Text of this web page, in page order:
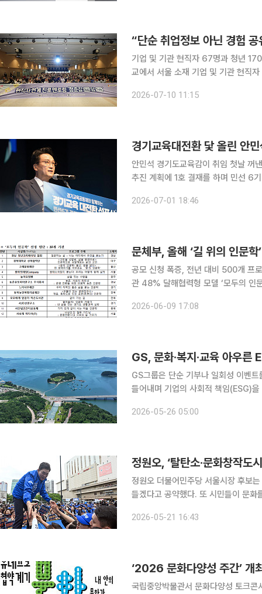
“단순 취업정보 아닌 경험
기업 및 기관 현직자 67명과 청년 170명 만나 소통 서울시자원봉사센
교에서 서울 소재 기업 및 기관 현직
업무 현장 체험이 가능한 2차 멘토링
2026-07-10 11:15
경기교육대전환 닻 올린 안
안민석 경기도교육감이 취임 첫날 꺼
추진 계획에 1호 결재를 하며 민선 6
육에서 학생이 설레고, 교사가 존중받
2026-07-01 18:46
공모 신청 폭증, 전년 대비 500개 프
관 48% 달해협력형 모델 ‘모두의 인문학’ 첫 도
활용 인문 프로그램의 운영기관 1200
2026-06-09 17:08
GS, 문화·복지·교육 아우른
GS그룹은 단순 기부나 일회성 이벤
들어내며 기업의 사회적 책임(ESG)을 꾸준히 실현해 가
걸쳐 약 1500억원을 투입했으며, 개
2026-05-26 05:00
정원오, ‘탈탄소·문화창작
정원오 더불어민주당 서울시장 후보
들겠다고 공약했다. 또 시민들이 문화
울’의 비전을 말씀드리고자 한다”며
2026-05-21 16:43
‘2026 문화다양성 주간’ 개
국립중앙박물관서 문화다양성 토크콘